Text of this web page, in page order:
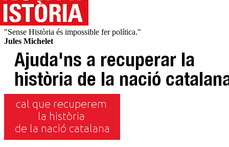
"Sense Història és impossible fer política."
Jules Michelet